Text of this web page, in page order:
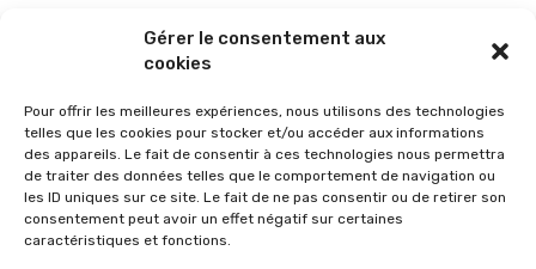
Gérer le consentement aux
cookies
Pour offrir les meilleures expériences, nous utilisons des technologies
telles que les cookies pour stocker et/ou accéder aux informations
des appareils. Le fait de consentir à ces technologies nous permettra
de traiter des données telles que le comportement de navigation ou
les ID uniques sur ce site. Le fait de ne pas consentir ou de retirer son
consentement peut avoir un effet négatif sur certaines
caractéristiques et fonctions.